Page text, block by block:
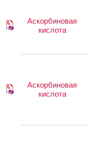
Аскорбиновая
кислота
Аскорбиновая
кислота